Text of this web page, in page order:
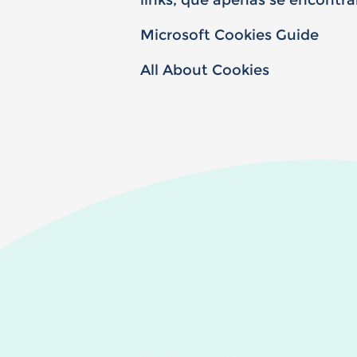
Microsoft Cookies Guide
All About Cookies